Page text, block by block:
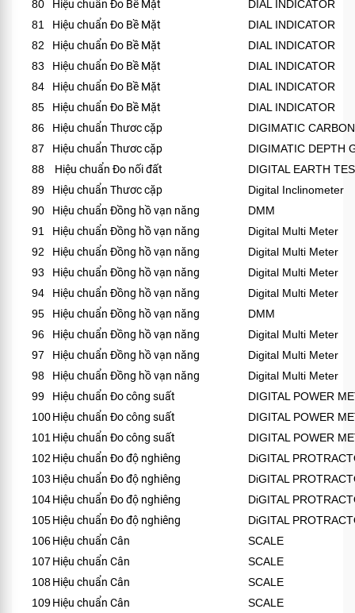
80 Hiệu chuẩn Đo Bề Mặt
DIAL INDICATOR
81
Hiệu chuẩn Đo Bề Mặt
DIAL INDICATOR
82
Hiệu chuẩn Đo Bề Mặt
DIAL INDICATOR
83
Hiệu chuẩn Đo Bề Mặt
DIAL INDICATOR
84
Hiệu chuẩn Đo Bề Mặt
DIAL INDICATOR
85
Hiệu chuẩn Đo Bề Mặt
DIAL INDICATOR
86
Hiệu chuẩn Thươc cặp
DIGIMATIC
87
Hiệu chuẩn Thươc cặp
DIGIMATIC DEPTH
88
Hiệu chuẩn Đo nối đất
DIGITAL EARTH
89
Hiệu chuẩn Thươc cặp
Digital Inclinometer
90
Hiệu chuẩn Đồng hồ vạn năng
DMM
91
Hiệu chuẩn Đồng hồ vạn năng
Digital Multi Meter
92
Hiệu chuẩn Đồng hồ vạn năng
Digital Multi Meter
93
Hiệu chuẩn Đồng hồ vạn năng
Digital Multi Meter
94
Hiệu chuẩn Đồng hồ vạn năng
Digital Multi Meter
95
Hiệu chuẩn Đồng hồ vạn năng
DMM
96
Hiệu chuẩn Đồng hồ vạn năng
Digital Multi Meter
97
Hiệu chuẩn Đồng hồ vạn năng
Digital Multi Meter
98
Hiệu chuẩn Đồng hồ vạn năng
Digital Multi Meter
99
Hiệu chuẩn Đo công suất
DIGITAL POWER
100Hiệu chuẩn Đo công suất
DIGITAL POWER
101 Hiệu chuẩn Đo công suất
DIGITAL POWER
102 Hiệu chuẩn Đo độ nghiêng
DiGITAL
103 Hiệu chuẩn Đo độ nghiêng
DiGITAL
104Hiệu chuẩn Đo độ nghiêng
DiGITAL
105Hiệu chuẩn Đo độ nghiêng
DiGITAL
106Hiệu chuẩn Cân
SCALE
107 Hiệu chuẩn Cân
SCALE
108Hiệu chuẩn Cân
SCALE
109Hiệu chuẩn Cân
SCALE